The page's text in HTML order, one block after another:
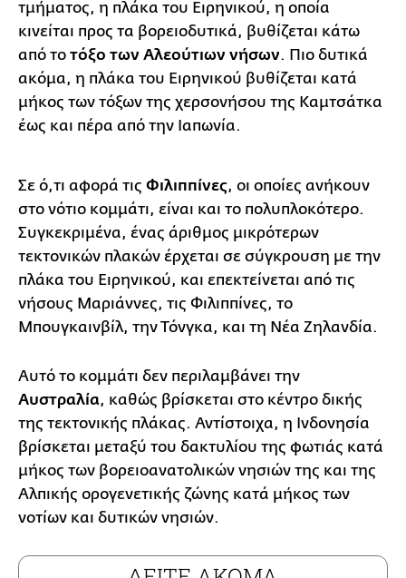
τμήματος, η πλάκα του Ειρηνικού, η οποία
κινείται προς τα βορειοδυτικά, βυθίζεται κάτω
από το τόξο των Αλεούτιων νήσων. Πιο δυτικά
ακόμα, η πλάκα του Ειρηνικού βυθίζεται κατά
μήκος των τόξων της χερσονήσου της Καμτσάτκα
έως και πέρα από την Ιαπωνία.
Σε ό,τι αφορά τις Φιλιππίνες, οι οποίες ανήκουν
στο νότιο κομμάτι, είναι και το πολυπλοκότερο.
Συγκεκριμένα, ένας άριθμος μικρότερων
τεκτονικών πλακών έρχεται σε σύγκρουση με την
πλάκα του Ειρηνικού, και επεκτείνεται από τις
νήσους Μαριάννες, τις Φιλιππίνες, το
Μπουγκαινβίλ, την Τόνγκα, και τη Νέα Ζηλανδία.
Αυτό το κομμάτι δεν περιλαμβάνει την
Αυστραλία, καθώς βρίσκεται στο κέντρο δικής
της τεκτονικής πλάκας. Αντίστοιχα, η Ινδονησία
βρίσκεται μεταξύ του δακτυλίου της φωτιάς κατά
μήκος των βορειοανατολικών νησιών της και της
Αλπικής ορογενετικής ζώνης κατά μήκος των
νοτίων και δυτικών νησιών.